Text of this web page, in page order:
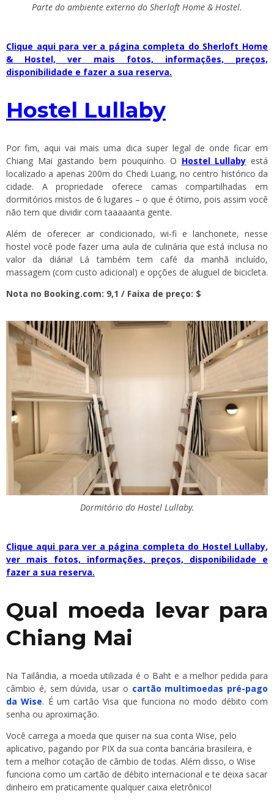
Parte do ambiente externo do Sherloft Home & Hostel.
Clique aqui para ver a página completa do Sherloft Home
& Hostel, ver mais fotos, informações, preços,
disponibilidade e fazer a sua reserva.
Hostel Lullaby
Por fim, aqui vai mais uma dica super legal de onde ficar em
Chiang Mai gastando bem pouquinho. O Hostel Lullaby está
localizado a apenas 200m do Chedi Luang, no centro histórico da
cidade. A propriedade oferece camas compartilhadas em
dormitórios mistos de 6 lugares – o que é ótimo, pois assim você
não tem que dividir com taaaaanta gente.
Além de oferecer ar condicionado, wi-fi e lanchonete, nesse
hostel você pode fazer uma aula de culinária que está inclusa no
valor da diária! Lá também tem café da manhã incluído,
massagem (com custo adicional) e opções de aluguel de bicicleta.
Nota no Booking.com: 9,1 / Faixa de preço: $
Dormitório do Hostel Lullaby.
Clique aqui para ver a página completa do Hostel Lullaby,
ver mais fotos, informações, preços, disponibilidade e
fazer a sua reserva.
Qual moeda levar para
Chiang Mai
Na Tailândia, a moeda utilizada é o Baht e a melhor pedida para
câmbio é, sem dúvida, usar o cartão multimoedas pré-pago
da Wise. É um cartão Visa que funciona no modo débito com
senha ou aproximação.
Você carrega a moeda que quiser na sua conta Wise, pelo
aplicativo, pagando por PIX da sua conta bancária brasileira, e
tem a melhor cotação de câmbio de todas. Além disso, o Wise
funciona como um cartão de débito internacional e te deixa sacar
dinheiro em praticamente qualquer caixa eletrônico!